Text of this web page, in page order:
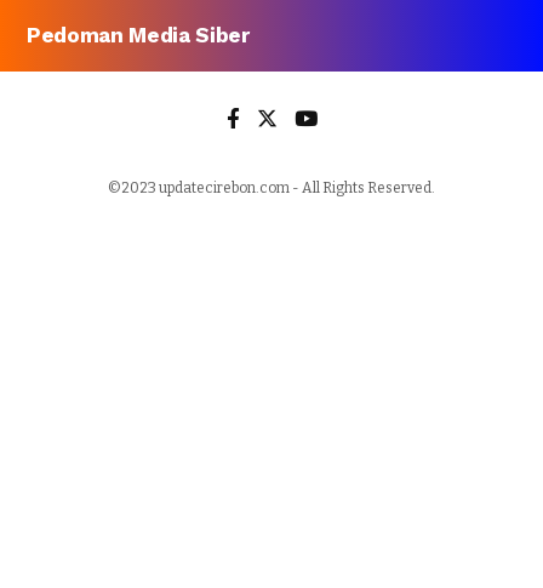
Pedoman Media Siber
©2023 updatecirebon.com - All Rights Reserved.